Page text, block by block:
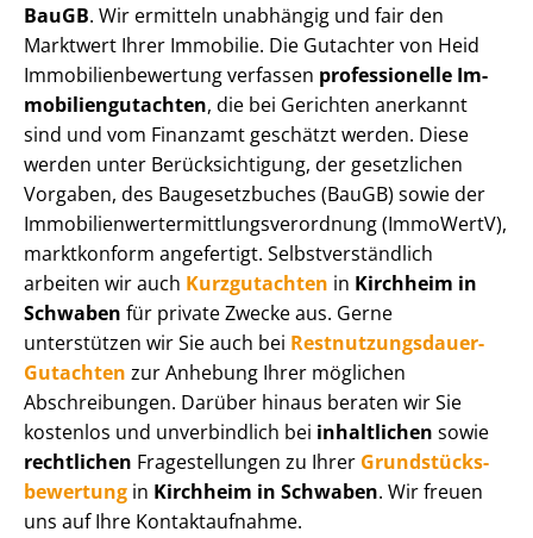
BauGB. Wir ermitteln unabhängig und fair den
Marktwert Ihrer Immobilie. Die Gutachter von Heid
Im­mo­bi­li­en­be­wer­tung verfassen professionelle Im­
mo­bi­li­en­gut­ach­ten, die bei Gerichten anerkannt
sind und vom Finanzamt geschätzt werden. Diese
werden unter Be­rück­sich­ti­gung, der gesetzlichen
Vorgaben, des Baugesetzbuches (BauGB) sowie der
Im­mo­bi­li­en­wert­ermitt­lungs­ver­ord­nung (ImmoWertV),
marktkonform angefertigt. Selbst­ver­ständ­lich
arbeiten wir auch Kurzgutachten in Kirchheim in
Schwaben für private Zwecke aus. Gerne
unterstützen wir Sie auch bei Rest­nut­zungs­dau­er-
Gutachten zur Anhebung Ihrer möglichen
Abschreibungen. Darüber hinaus beraten wir Sie
kostenlos und unverbindlich bei inhaltlichen sowie
rechtlichen Fragestellungen zu Ihrer Grund­stücks­
be­wer­tung in Kirchheim in Schwaben. Wir freuen
uns auf Ihre Kontaktaufnahme.